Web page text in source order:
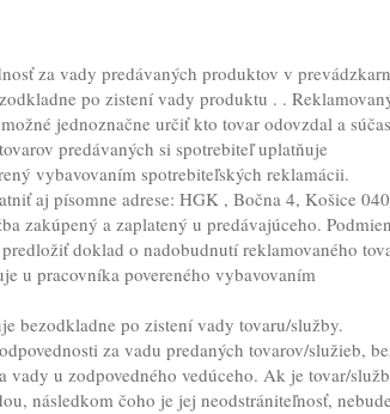
za vady predávaných produktov v
po zistení vady produktu . .
jednoznačne určiť kto tovar odovzdal a
predávaných si spotrebiteľ uplatňuje
vybavovaním spotrebiteľských reklamácii.
aj písomne adrese: HGK , Bočna 4, Košice
zakúpený a zaplatený u predávajúceho.
doklad o nadobudnutí reklamovaného
u pracovníka povereného vybavovaním
bezodkladne po zistení vady tovaru/služby.
za vadu predaných tovarov/služieb,
vady u zodpovedného vedúceho. Ak je tovar/
následkom čoho je jej neodstrániteľnosť, nebude